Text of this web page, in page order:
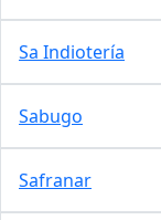
Sa Indiotería
Sabugo
Safranar